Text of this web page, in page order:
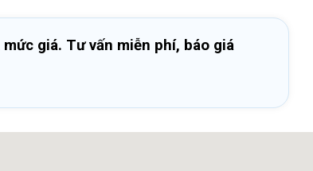
giá. Tư vấn miễn phí, báo giá